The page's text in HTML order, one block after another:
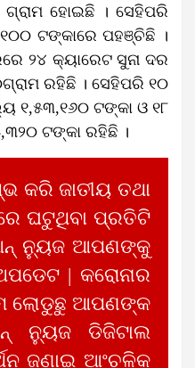
ହୋଇଛି । ସେହିପରି
ଟଙ୍କାରେ ପହଞ୍ଚିଛି ।
୨୪ କ୍ୟାରେଟ ସୁନା ଦର
ରହିଛି । ସେହିପରି ୧୦
୧,୫୩,୧୬୦ ଟଙ୍କା ଓ ୧୮
ଟଙ୍କା ରହିଛି ।
କରି ଜାତୀୟ ତଥା
ଘଟୁଥିବା ପ୍ରତିଟି
ନ୍ୟୁଜ ଆପଣଙ୍କୁ
| କରୋନାର
ଲୋଡୁଛୁ ଆପଣଙ୍କ
ନ୍ୟୁଜ ଡିଜିଟାଲ
ଜଣାଇ ଆଂଚଳିକ